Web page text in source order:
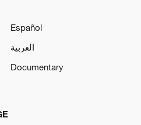
Español
العربية
Documentary